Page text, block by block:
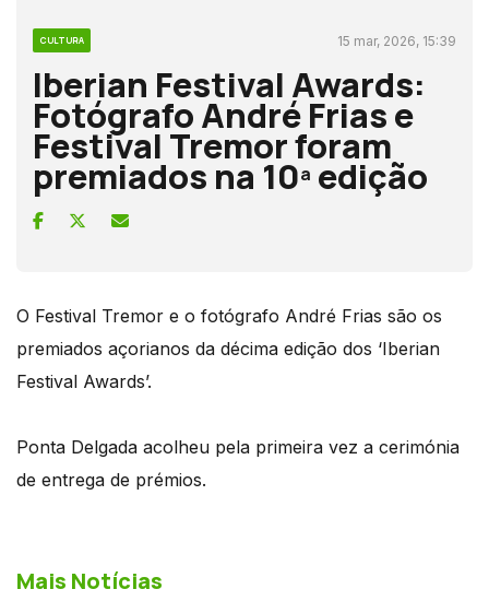
CULTURA 15 mar, 2026, 15:39
Iberian Festival Awards:
Fotógrafo André Frias e
Festival Tremor foram
premiados na 10ª edição
O Festival Tremor e o fotógrafo André Frias são os
premiados açorianos da décima edição dos ‘Iberian
Festival Awards’.
Ponta Delgada acolheu pela primeira vez a cerimónia
de entrega de prémios.
Mais Notícias